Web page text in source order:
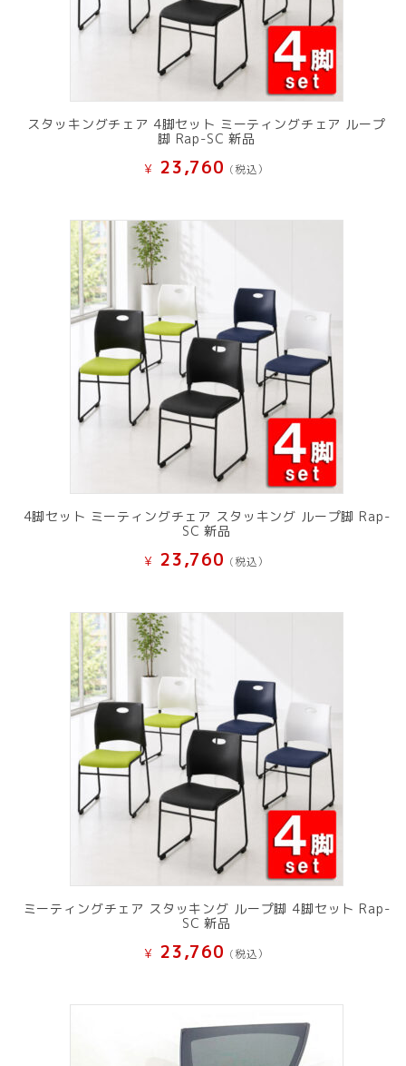
スタッキングチェア 4脚セット ミーティングチェア ループ
脚 Rap-SC 新品
¥ 23,760 (税込）
4脚セット ミーティングチェア スタッキング ループ脚 Rap-
SC 新品
¥ 23,760 (税込）
ミーティングチェア スタッキング ループ脚 4脚セット Rap-
SC 新品
¥ 23,760 (税込）